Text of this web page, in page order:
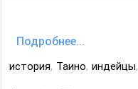
Подробнее...
история, Таино, индейцы,